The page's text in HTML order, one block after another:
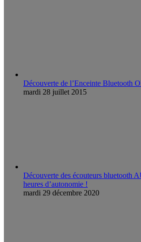
Découverte de l’Enceinte Bluetooth
mardi 28 juillet 2015
Découverte des écouteurs bluetooth
heures d’autonomie !
mardi 29 décembre 2020